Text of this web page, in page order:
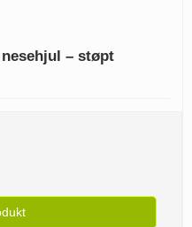
– støpt